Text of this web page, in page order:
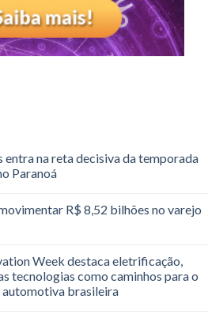
entra na reta decisiva da temporada
Paranoá
R$ 8,52 bilhões no varejo
Week destaca eletrificação,
tecnologias como caminhos para o
brasileira